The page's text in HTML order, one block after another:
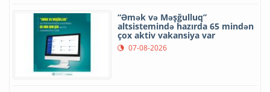
“Əmək və Məşğulluq”
altsistemində hazırda 65 mindən
çox aktiv vakansiya var
07-08-2026